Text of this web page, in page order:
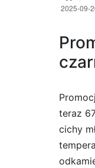
teraz
cichy